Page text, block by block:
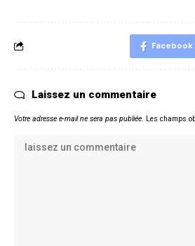
Facebook
Laissez un commentaire
Votre adresse e-mail ne sera pas publiée. Les champs